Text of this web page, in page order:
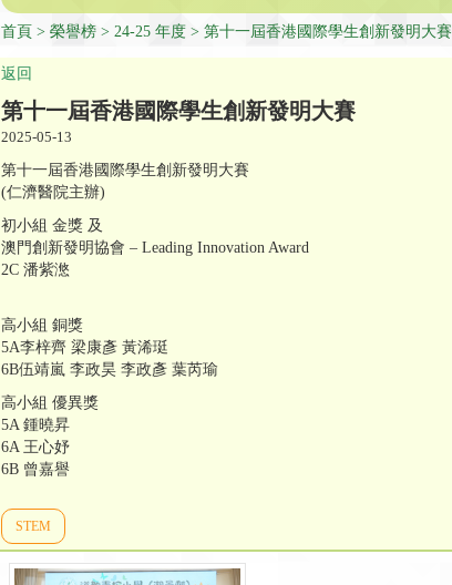
首頁 榮譽榜 24-25 年度 第十一屆香港國際學生創新發明大賽
返回
第十一屆香港國際學生創新發明大賽
2025-05-13
第十一屆香港國際學生創新發明大賽
(仁濟醫院主辦)
初小組 金獎 及
澳門創新發明協會 – Leading Innovation Award
2C 潘紫滺
高小組 銅獎
5A李梓齊 梁康彥 黃浠珽
6B伍靖嵐 李政昊 李政彥 葉芮瑜
高小組 優異獎
5A 鍾曉昇
6A 王心妤
6B 曾嘉譽
STEM